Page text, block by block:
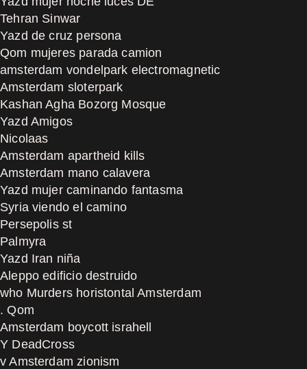
Tehran Sinwar
Yazd de cruz persona
Qom mujeres parada camion
amsterdam vondelpark electromagnetic
Amsterdam sloterpark
Kashan Agha Bozorg Mosque
Yazd Amigos
Nicolaas
Amsterdam apartheid kills
Amsterdam mano calavera
Yazd mujer caminando fantasma
Syria viendo el camino
Persepolis st
Palmyra
Yazd Iran niña
Aleppo edificio destruido
who Murders horistontal Amsterdam
. Qom
Amsterdam boycott israhell
Y DeadCross
v Amsterdam zionism